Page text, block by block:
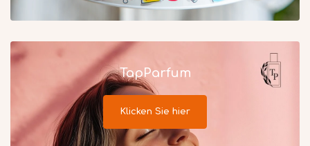
TapParfum
Klicken Sie hier